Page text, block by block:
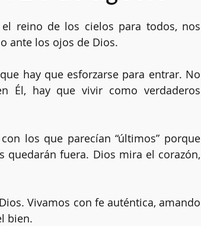
reino de los cielos para todos, nos
ante los ojos de Dios.
hay que esforzarse para entrar. No
Él, hay que vivir como verdaderos
los que parecían “últimos” porque
quedarán fuera. Dios mira el corazón,
Vivamos con fe auténtica, amando
bien.